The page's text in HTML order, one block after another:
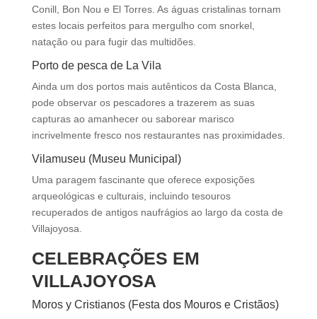
Conill, Bon Nou e El Torres. As águas cristalinas tornam
estes locais perfeitos para mergulho com snorkel,
natação ou para fugir das multidões.
Porto de pesca de La Vila
Ainda um dos portos mais autênticos da Costa Blanca,
pode observar os pescadores a trazerem as suas
capturas ao amanhecer ou saborear marisco
incrivelmente fresco nos restaurantes nas proximidades.
Vilamuseu (Museu Municipal)
Uma paragem fascinante que oferece exposições
arqueológicas e culturais, incluindo tesouros
recuperados de antigos naufrágios ao largo da costa de
Villajoyosa.
CELEBRAÇÕES EM
VILLAJOYOSA
Moros y Cristianos (Festa dos Mouros e Cristãos)